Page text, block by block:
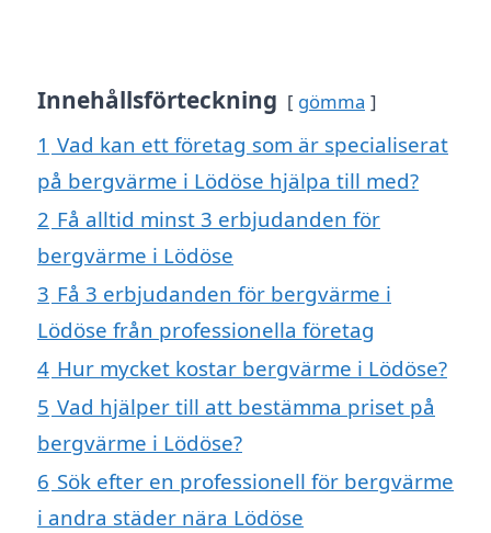
Innehållsförteckning gömma
1 Vad kan ett företag som är specialiserat
på bergvärme i Lödöse hjälpa till med?
2 Få alltid minst 3 erbjudanden för
bergvärme i Lödöse
3 Få 3 erbjudanden för bergvärme i
Lödöse från professionella företag
4 Hur mycket kostar bergvärme i Lödöse?
5 Vad hjälper till att bestämma priset på
bergvärme i Lödöse?
6 Sök efter en professionell för bergvärme
i andra städer nära Lödöse